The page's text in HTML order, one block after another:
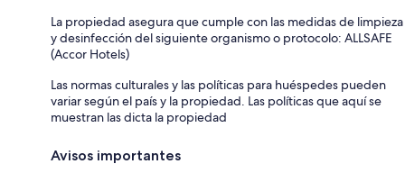
La propiedad asegura que cumple con las medidas de limpieza
y desinfección del siguiente organismo o protocolo: ALLSAFE
(Accor Hotels)
Las normas culturales y las políticas para huéspedes pueden
variar según el país y la propiedad. Las políticas que aquí se
muestran las dicta la propiedad
Avisos importantes